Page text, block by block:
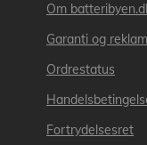
Om
Garanti og
Ordrestatus
Fortrydelsesret